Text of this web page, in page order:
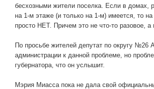
бесхозными жители поселка. Если в домах,
на 1-м этаже (и только на 1-м) имеется, то
просто НЕТ. Причем это не что-то разовое,
По просьбе жителей депутат по округу №26
администрации к данной проблеме, но
губернатора, что он услышит.
Мэрия Миасса пока не дала свой